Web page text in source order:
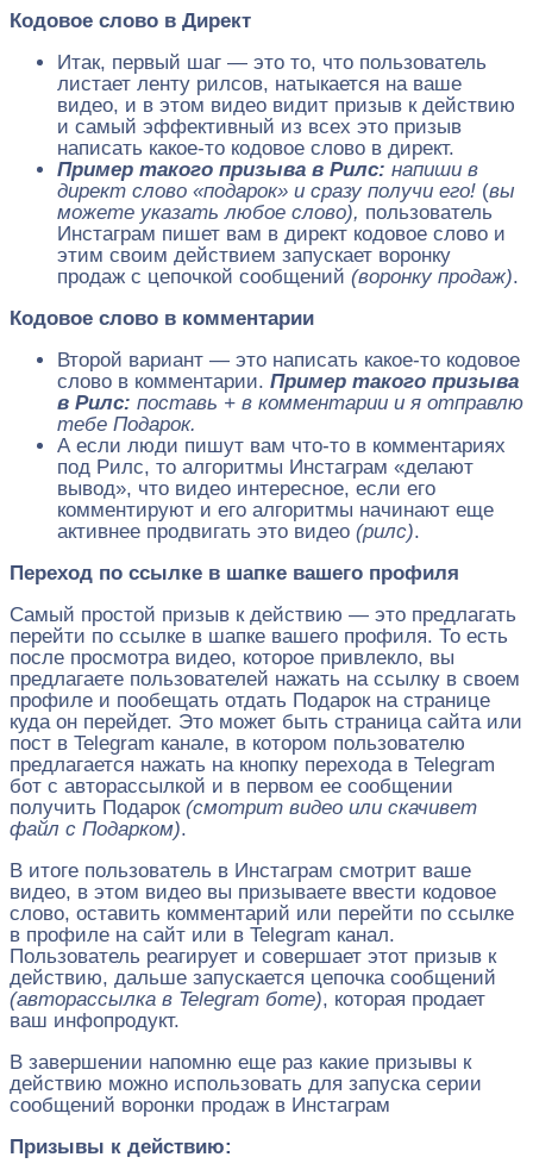
Кодовое слово в Директ
Итак, первый шаг — это то, что пользователь
листает ленту рилсов, натыкается на ваше
видео, и в этом видео видит призыв к действию
и самый эффективный из всех это призыв
написать какое-то кодовое слово в директ.
Пример такого призыва в Рилс: напиши в
директ слово «подарок» и сразу получи его! (вы
можете указать любое слово), пользователь
Инстаграм пишет вам в директ кодовое слово и
этим своим действием запускает воронку
продаж с цепочкой сообщений (воронку продаж).
Кодовое слово в комментарии
Второй вариант — это написать какое-то кодовое
слово в комментарии. Пример такого призыва
в Рилс: поставь + в комментарии и я отправлю
тебе Подарок.
А если люди пишут вам что-то в комментариях
под Рилс, то алгоритмы Инстаграм «делают
вывод», что видео интересное, если его
комментируют и его алгоритмы начинают еще
активнее продвигать это видео (рилс).
Переход по ссылке в шапке вашего профиля
Самый простой призыв к действию — это предлагать
перейти по ссылке в шапке вашего профиля. То есть
после просмотра видео, которое привлекло, вы
предлагаете пользователей нажать на ссылку в своем
профиле и пообещать отдать Подарок на странице
куда он перейдет. Это может быть страница сайта или
пост в Telegram канале, в котором пользователю
предлагается нажать на кнопку перехода в Telegram
бот с авторассылкой и в первом ее сообщении
получить Подарок (смотрит видео или скачивет
файл с Подарком).
В итоге пользователь в Инстаграм смотрит ваше
видео, в этом видео вы призываете ввести кодовое
слово, оставить комментарий или перейти по ссылке
в профиле на сайт или в Telegram канал.
Пользователь реагирует и совершает этот призыв к
действию, дальше запускается цепочка сообщений
(авторассылка в Telegram боте), которая продает
ваш инфопродукт.
В завершении напомню еще раз какие призывы к
действию можно использовать для запуска серии
сообщений воронки продаж в Инстаграм
Призывы к действию: